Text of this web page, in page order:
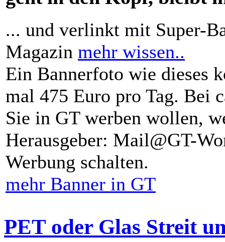
... und verlinkt mit Super-
Magazin mehr wissen..
Ein Bannerfoto wie dieses
mal 475 Euro pro Tag. Bei
Sie in GT werben wollen,
Herausgeber: Mail@GT-
Werbung schalten.
mehr Banner in GT
PET oder Glas Streit